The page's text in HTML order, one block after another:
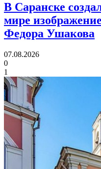
В Саранске
мире
Федора Ушакова
07.08.2026
0
1